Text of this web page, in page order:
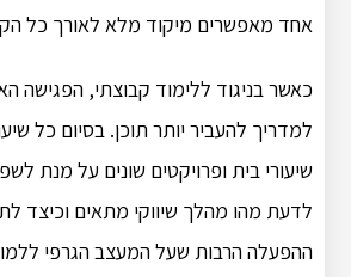
אחד מאפשרים מיקוד מלא לאורך כל
כאשר בניגוד ללימוד קבוצתי, הפגישה
למדריך להעביר יותר תוכן. בסיום כל
שיעורי בית ופרויקטים שונים על מנת
לדעת מהו מהלך שיווקי מתאים וכיצד
ההפעלה הרבות שעל המעצב הגרפי